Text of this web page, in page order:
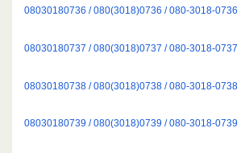
08030180736 / 080(3018)0736 / 080-3018-0736
08030180737 / 080(3018)0737 / 080-3018-0737
08030180738 / 080(3018)0738 / 080-3018-0738
08030180739 / 080(3018)0739 / 080-3018-0739